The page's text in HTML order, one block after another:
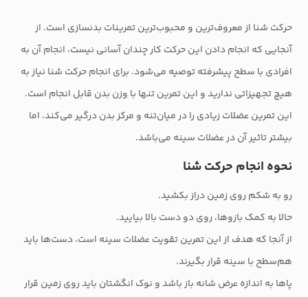
حرکت شنا از معروف‌ترین و محبوب‌ترین تمرینات بدنسازی است. از
آنجایی که انجام دادن این حرکت کار چندان آسانی نیست، انجام آن به
افرادی با سطح پیشرفته توصیه می‌شود. برای انجام حرکت شنا نیاز به
هیچ تجهیزاتی ندارید و این تمرین تنها با وزن بدن قابل انجام است.
این تمرین عضلات زیادی را در میان‌تنه و مرکز بدن درگیر می‌کند، اما
بیشتر تاثیر آن در عضلات سینه می‌باشد.
نحوه انجام حرکت شنا
رو به شکم روی زمین دراز بکشید.
حالا به کمک بازوها، روی دو دست بالا بیایید.
از آنجا که هدف از این تمرین تقویت عضلات سینه است، دست‌ها باید
هم‌سطح با سینه قرار بگیرند.
پاها به اندازه عرض شانه باز باشد و نوک انگشتان باید روی زمین قرار